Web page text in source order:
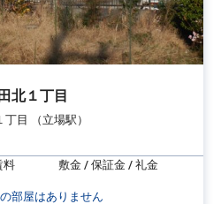
北１丁目
目 （立場駅）
料 敷金 / 保証金 / 礼金
部屋はありません